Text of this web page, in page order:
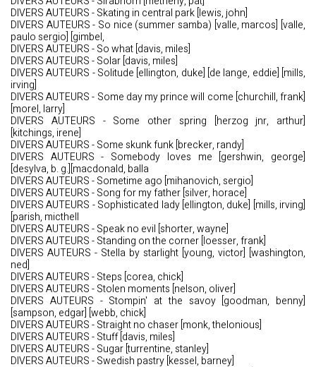
DIVERS AUTEURS - Skating in central park [lewis, john]
DIVERS AUTEURS - So nice (summer samba) [valle, marcos] [valle,
paulo sergio] [gimbel,
DIVERS AUTEURS - So what [davis, miles]
DIVERS AUTEURS - Solar [davis, miles]
DIVERS AUTEURS - Solitude [ellington, duke] [de lange, eddie] [mills,
irving]
DIVERS AUTEURS - Some day my prince will come [churchill, frank]
[morel, larry]
DIVERS AUTEURS - Some other spring [herzog jnr, arthur]
[kitchings, irene]
DIVERS AUTEURS - Some skunk funk [brecker, randy]
DIVERS AUTEURS - Somebody loves me [gershwin, george]
[desylva, b. g.][macdonald, balla
DIVERS AUTEURS - Sometime ago [mihanovich, sergio]
DIVERS AUTEURS - Song for my father [silver, horace]
DIVERS AUTEURS - Sophisticated lady [ellington, duke] [mills, irving]
[parish, micthell
DIVERS AUTEURS - Speak no evil [shorter, wayne]
DIVERS AUTEURS - Standing on the corner [loesser, frank]
DIVERS AUTEURS - Stella by starlight [young, victor] [washington,
ned]
DIVERS AUTEURS - Steps [corea, chick]
DIVERS AUTEURS - Stolen moments [nelson, oliver]
DIVERS AUTEURS - Stompin' at the savoy [goodman, benny]
[sampson, edgar] [webb, chick]
DIVERS AUTEURS - Straight no chaser [monk, thelonious]
DIVERS AUTEURS - Stuff [davis, miles]
DIVERS AUTEURS - Sugar [turrentine, stanley]
DIVERS AUTEURS - Swedish pastry [kessel, barney]